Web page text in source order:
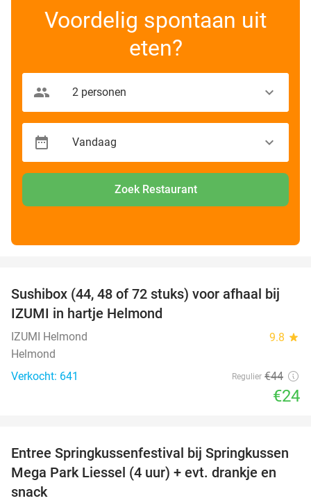
Voordelig spontaan uit
eten?
Zoek Restaurant
45%
Sushibox (44, 48 of 72 stuks) voor afhaal bij
IZUMI in hartje Helmond
IZUMI Helmond 9.8 star
Helmond
Verkocht: 641
Regulier €44
€24
53%
Entree Springkussenfestival bij Springkussen
Mega Park Liessel (4 uur) + evt. drankje en
snack